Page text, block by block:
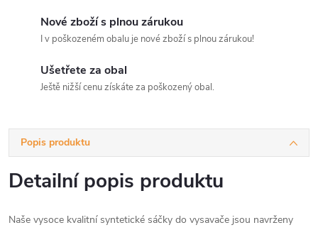
Nové zboží s plnou zárukou
I v poškozeném obalu je nové zboží s plnou zárukou!
Ušetřete za obal
Ještě nižší cenu získáte za poškozený obal.
Popis produktu
Detailní popis produktu
Naše vysoce kvalitní syntetické sáčky do vysavače jsou navrženy